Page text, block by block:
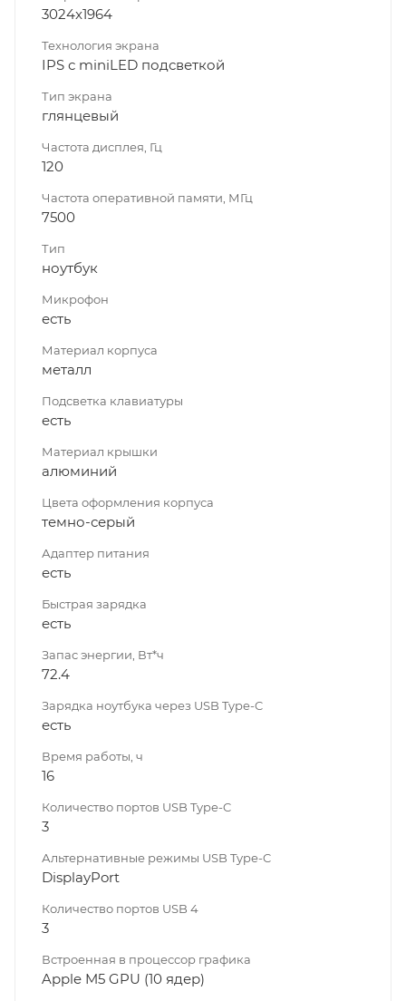
3024x1964
Технология экрана
IPS с miniLED подсветкой
Тип экрана
глянцевый
Частота дисплея, Гц
120
Частота оперативной памяти, МГц
7500
Тип
ноутбук
Микрофон
есть
Материал корпуса
металл
Подсветка клавиатуры
есть
Материал крышки
алюминий
Цвета оформления корпуса
темно-серый
Адаптер питания
есть
Быстрая зарядка
есть
Запас энергии, Вт*ч
72.4
Зарядка ноутбука через USB Type-C
есть
Время работы, ч
16
Количество портов USB Type-C
3
Альтернативные режимы USB Type-C
DisplayPort
Количество портов USB 4
3
Встроенная в процессор графика
Apple M5 GPU (10 ядер)